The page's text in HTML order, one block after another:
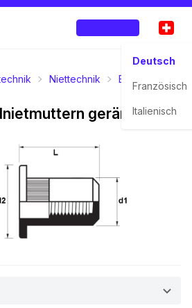
Deutsch
Französisch
Italienisch
Niettechnik Blindnietmuttern
gerändelt